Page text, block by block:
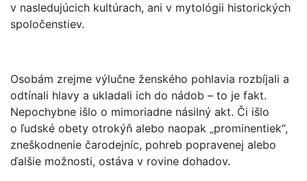
v nasledujúcich kultúrach, ani v mytológii historických
spoločenstiev.
Osobám zrejme výlučne ženského pohlavia rozbíjali a
odtínali hlavy a ukladali ich do nádob – to je fakt.
Nepochybne išlo o mimoriadne násilný akt. Či išlo
o ľudské obety otrokýň alebo naopak „prominentiek“,
zneškodnenie čarodejníc, pohreb popravenej alebo
ďalšie možnosti, ostáva v rovine dohadov.